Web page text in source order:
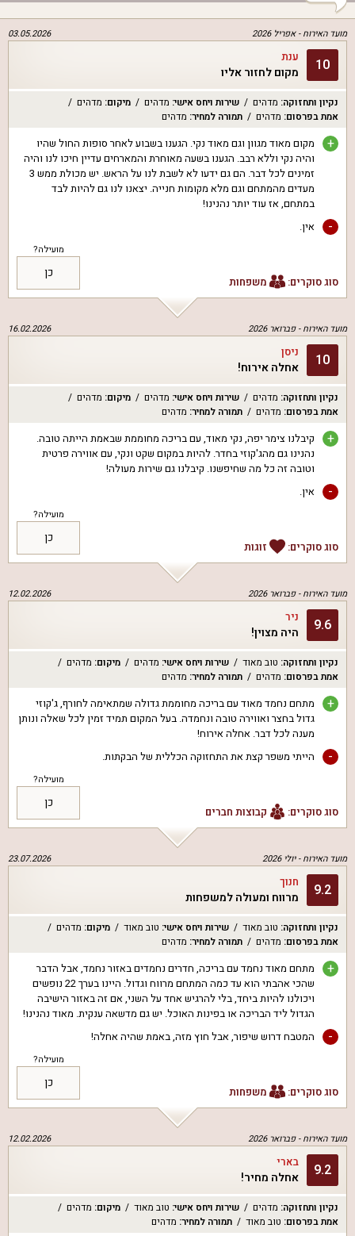
מועד האירוח -אפריל 2026 03.05.2026
10 ענת
מקום לחזור אליו
נקיון ותחזוקה: מדהים שירות ויחס אישי: מדהים מיקום: מדהים
אמת בפרסום: מדהים תמורה למחיר: מדהים
+
מקום מאוד מגוון וגם מאוד נקי. הגענו בשבוע לאחר סופות החול שהיו
והיה נקי וללא רבב. הגענו בשעה מאוחרת והמארחים עדיין חיכו לנו והיה
זמינים לכל דבר. הם גם ידעו לא לשבת לנו על הראש. יש מכולת ממש 3
מעדים מהמתחם וגם מלא מקומות חנייה. יצאנו לנו גם להיות לבד
במתחם, אז עוד יותר נהנינו!
- אין.
סוג סוקרים: משפחות
מועילה?
כן
מועד האירוח -פברואר 2026 16.02.2026
10 ניסן
אחלה אירוח!
נקיון ותחזוקה: מדהים שירות ויחס אישי: מדהים מיקום: מדהים
אמת בפרסום: מדהים תמורה למחיר: מדהים
+
קיבלנו צימר יפה, נקי מאוד, עם בריכה מחוממת שבאמת הייתה טובה.
נהנינו גם מהג'קוזי בחדר. להיות במקום שקט ונקי, עם אווירה פרטית
וטובה זה כל מה שחיפשנו. קיבלנו גם שירות מעולה!
- אין.
סוג סוקרים: זוגות
מועילה?
כן
מועד האירוח -פברואר 2026 12.02.2026
9.6 ניר
היה מצוין!
נקיון ותחזוקה: טוב מאוד שירות ויחס אישי: מדהים מיקום: מדהים
אמת בפרסום: מדהים תמורה למחיר: מדהים
+
מתחם נחמד מאוד עם בריכה מחוממת גדולה שמתאימה לחורף, ג'קוזי
גדול בחצר ואווירה טובה ונחמדה. בעל המקום תמיד זמין לכל שאלה ונותן
מענה לכל דבר. אחלה אירוח!
- הייתי משפר קצת את התחזוקה הכללית של הבקתות.
סוג סוקרים: קבוצות חברים
מועילה?
כן
מועד האירוח -יולי 2026 23.07.2026
9.2 חנוך
מרווח ומעולה למשפחות
נקיון ותחזוקה: טוב מאוד שירות ויחס אישי: טוב מאוד מיקום: מדהים
אמת בפרסום: מדהים תמורה למחיר: מדהים
+
מתחם מאוד נחמד עם בריכה, חדרים נחמדים באזור נחמד, אבל הדבר
שהכי אהבתי הוא עד כמה המתחם מרווח וגדול. היינו בערך 22 נופשים
ויכולנו להיות ביחד, בלי להרגיש אחד על השני, אם זה באזור הישיבה
הגדול ליד הבריכה או בפינות האוכל. יש גם מדשאה ענקית. מאוד נהנינו!
- המטבח דרוש שיפור, אבל חוץ מזה, באמת שהיה אחלה!
סוג סוקרים: משפחות
מועילה?
כן
מועד האירוח -פברואר 2026 12.02.2026
9.2 בארי
אחלה מחיר!
נקיון ותחזוקה: מדהים שירות ויחס אישי: טוב מאוד מיקום: מדהים
אמת בפרסום: טוב מאוד תמורה למחיר: מדהים